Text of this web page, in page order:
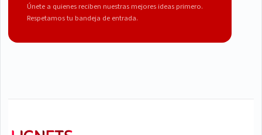
Únete a quienes reciben nuestras mejores ideas primero.
Respetamos tu bandeja de entrada.